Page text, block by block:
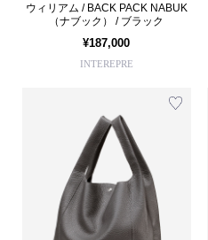
ウィリアム / BACK PACK NABUK
（ナブック） / ブラック
¥187,000
INTEREPRE